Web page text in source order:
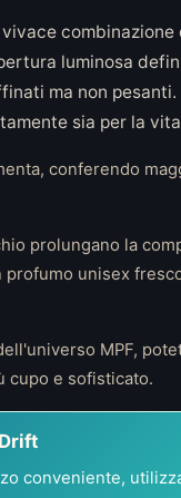
luminosa
ma non pesanti.
sia per la
conferendo
prolungano la
unisex
MPF,
cupo e sofisticato.
conveniente,